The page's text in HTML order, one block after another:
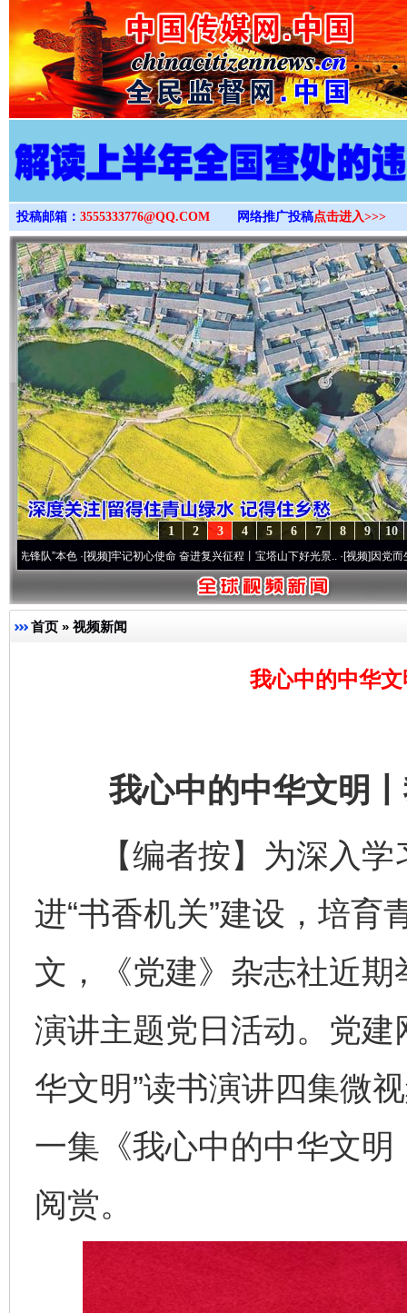
>
投稿邮箱： 3555333776@QQ.COM 网络推广投稿点击进入>>>
10
9
8
7
6
5
4
3
2
1
·[视频]牢记初心使命 奋进复兴征程丨宝塔山下好光景..·[视频]因党而生 为党而
首页 » 视频新闻
我心中的中华
我心中的中华文明丨
【编者按】为深入学
进“书香机关”建设，培育
文，《党建》杂志社近期
演讲主题党日活动。党建
华文明”读书演讲四集微
一集《我心中的中华文
阅赏。